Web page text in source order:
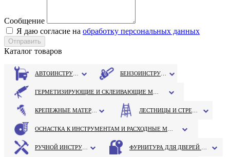
Сообщение
Я даю согласие на обработку персональных данных
Каталог товаров